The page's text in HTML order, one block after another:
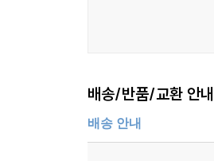
배송/반품/교환 안내
배송 안내